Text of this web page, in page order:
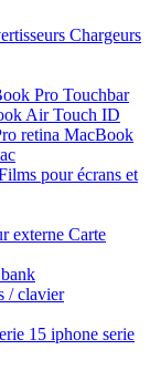
Chargeurs
Pro Touchbar
Air Touch ID
retina MacBook
pour écrans et
externe Carte
/ clavier
15 iphone serie